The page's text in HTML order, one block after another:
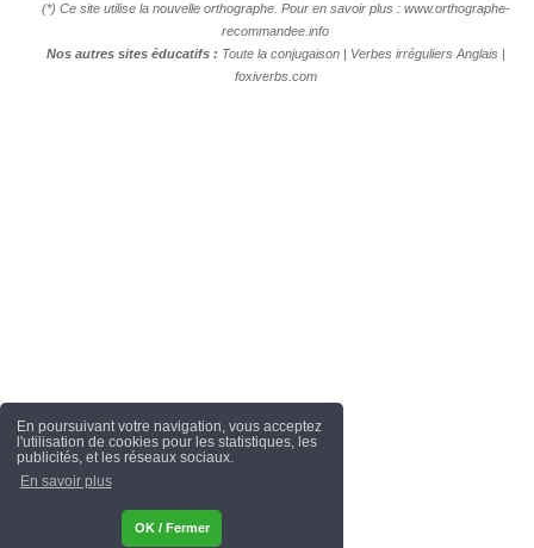
En poursuivant votre navigation, vous acceptez
l'utilisation de cookies pour les statistiques, les
publicités, et les réseaux sociaux.
En savoir plus
OK / Fermer
(*) Ce site utilise la nouvelle orthographe. Pour en savoir plus : www.orthographe-
recommandee.info
Nos autres sites éducatifs : Toute la conjugaison| Verbes irréguliers Anglais |
foxiverbs.com